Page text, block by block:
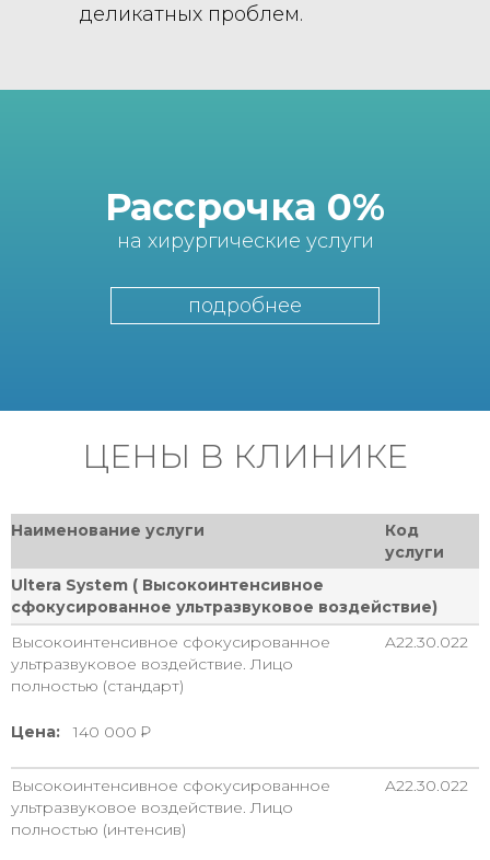
деликатных проблем.
Рассрочка 0%
на хирургические услуги
подробнее
ЦЕНЫ В КЛИНИКЕ
Наименование услуги
Код
услуги
Ultera System ( Высокоинтенсивное
сфокусированное ультразвуковое воздействие)
Высокоинтенсивное сфокусированное
ультразвуковое воздействие. Лицо
полностью (стандарт)
A22.30.022
Цена: 140 000
Высокоинтенсивное сфокусированное
ультразвуковое воздействие. Лицо
полностью (интенсив)
A22.30.022